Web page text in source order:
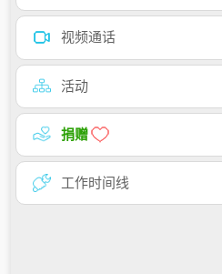
视频通话
活动
捐赠
工作时间线